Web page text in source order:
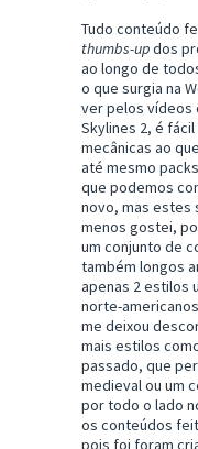
Tudo conteúdo
thumbs-updos
ao longo de
o que surgia na
ver pelos vídeos
Skylines 2, é
mecânicas ao
até mesmo
que podemos
novo, mas estes
menos gostei,
um conjunto de
também longos
apenas 2 estilos
norte-
me deixou
mais estilos
passado, que
medieval ou um
por todo o lado
os conteúdos
pois foi foram